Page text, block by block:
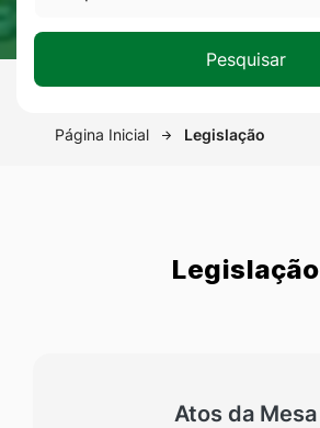
Pesquisar
Página Inicial Legislação
Legislação
Atos da Mesa